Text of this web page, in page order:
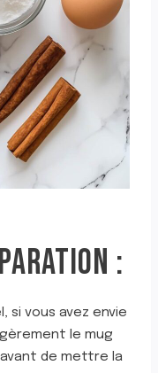
:
si vous avez envie
le mug
avant de mettre la